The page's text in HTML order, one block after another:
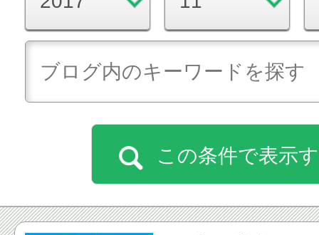
この条件で表示